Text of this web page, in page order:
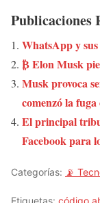
Publicaciones
WhatsApp y
₿ Elon Musk
Musk provoca
comenzó la
El principal
Facebook para
Categorías: 📡
Etiquetas: código